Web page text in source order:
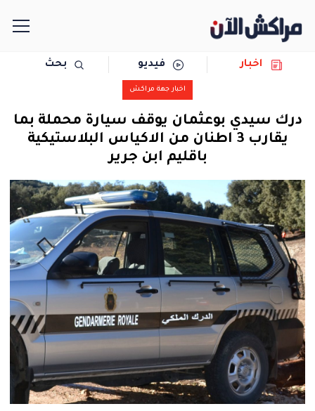
سياسة
رياضة
حوادث
دولية
المرأة
فنية
منوعة
آراء
اخبار فيديو بحث
اخبار جهة مراكش
درك سيدي بوعثمان يوقف سيارة محملة بما
يقارب 3 اطنان من الاكياس البلاستيكية
باقليم ابن جرير